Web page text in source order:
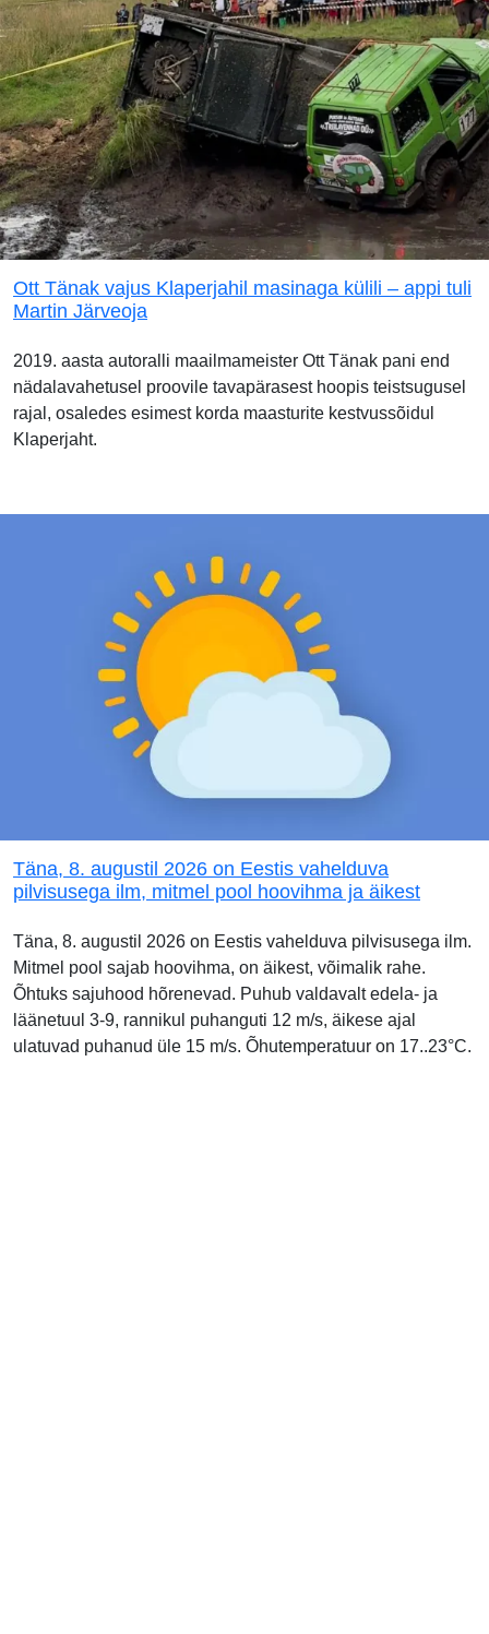
Ott Tänak vajus Klaperjahil masinaga külili – appi tuli
Martin Järveoja
2019. aasta autoralli maailmameister Ott Tänak pani end
nädalavahetusel proovile tavapärasest hoopis teistsugusel
rajal, osaledes esimest korda maasturite kestvussõidul
Klaperjaht.
Täna, 8. augustil 2026 on Eestis vahelduva
pilvisusega ilm, mitmel pool hoovihma ja äikest
Täna, 8. augustil 2026 on Eestis vahelduva pilvisusega ilm.
Mitmel pool sajab hoovihma, on äikest, võimalik rahe.
Õhtuks sajuhood hõrenevad. Puhub valdavalt edela- ja
läänetuul 3-9, rannikul puhanguti 12 m/s, äikese ajal
ulatuvad puhanud üle 15 m/s. Õhutemperatuur on 17..23°C.